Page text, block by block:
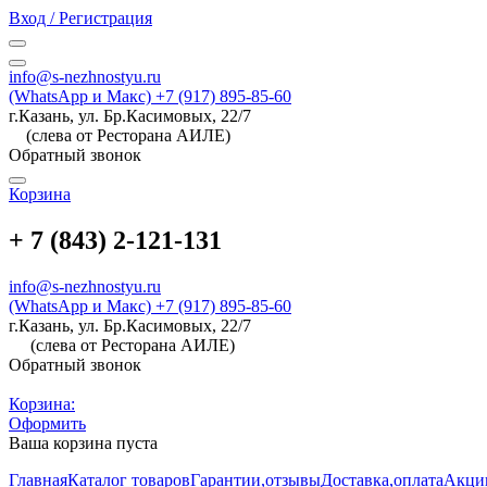
Вход / Регистрация
info@s-nezhnostyu.ru
(WhatsApp и Макс) +7 (917) 895-85-60
г.Казань, ул. Бр.Касимовых, 22/7
(слева от Ресторана АИЛЕ)
Обратный звонок
Корзина
+ 7 (843) 2-121-131
info@s-nezhnostyu.ru
(WhatsApp и Макс) +7 (917) 895-85-60
г.Казань, ул. Бр.Касимовых, 22/7
(слева от Ресторана АИЛЕ)
Обратный звонок
Корзина:
Оформить
Ваша корзина пуста
ГлавнаяКаталог товаровГарантии,отзывыДоставка,оплата